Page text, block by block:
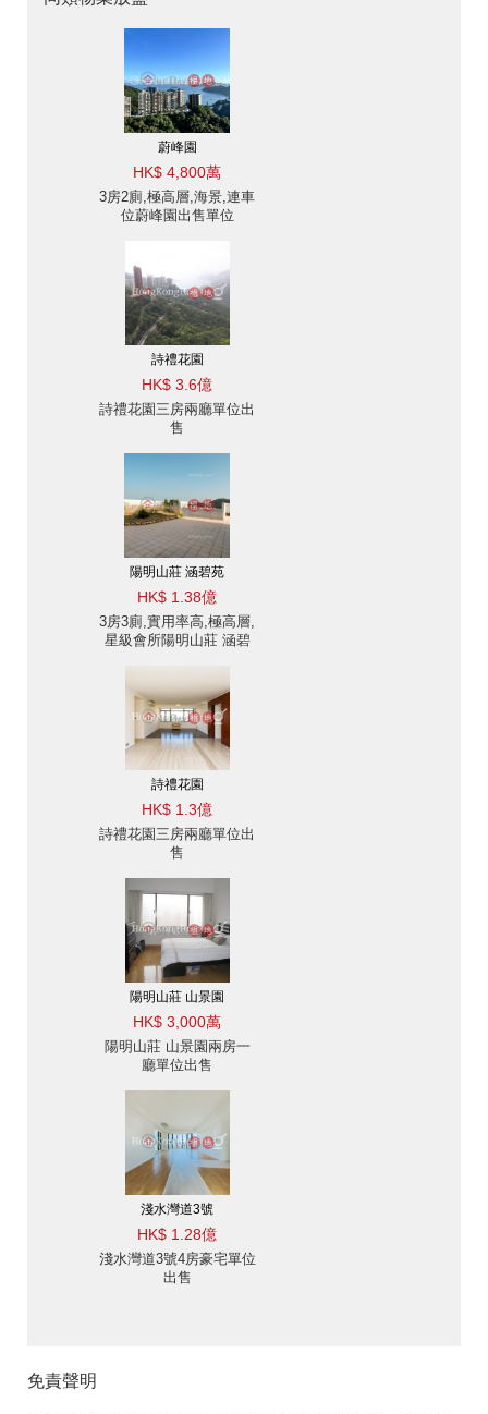
蔚峰園
HK$ 4,800萬
3房2廁,極高層,海景,連車
位蔚峰園出售單位
詩禮花園
HK$ 3.6億
詩禮花園三房兩廳單位出
售
陽明山莊 涵碧苑
HK$ 1.38億
3房3廁,實用率高,極高層,
星級會所陽明山莊 涵碧
詩禮花園
HK$ 1.3億
詩禮花園三房兩廳單位出
售
陽明山莊 山景園
HK$ 3,000萬
陽明山莊 山景園兩房一
廳單位出售
淺水灣道3號
HK$ 1.28億
淺水灣道3號4房豪宅單位
出售
免責聲明